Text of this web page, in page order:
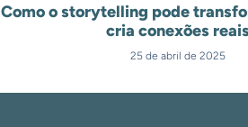
Como o storytelling pode
cria conexões
25 de abril de 2025